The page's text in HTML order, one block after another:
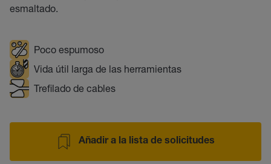
esmaltado.
Poco espumoso
Vida útil larga de las herramientas
Trefilado de cables
Añadir a la lista de solicitudes